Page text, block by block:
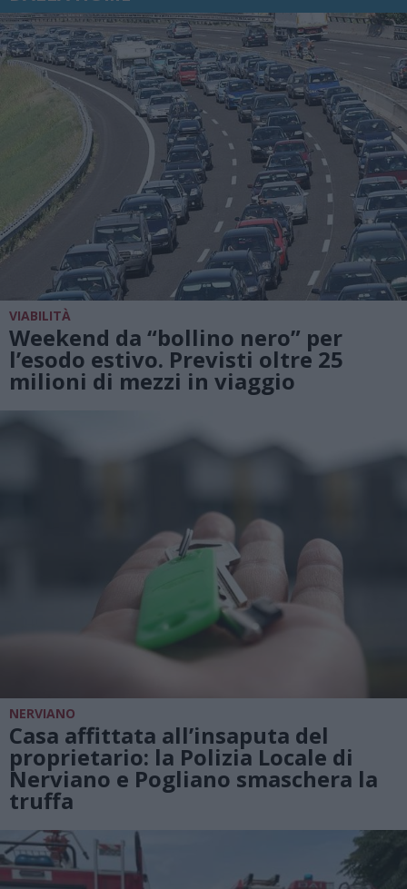
VIABILITÀ
Weekend da “bollino nero” per
l’esodo estivo. Previsti oltre 25
milioni di mezzi in viaggio
NERVIANO
Casa affittata all’insaputa del
proprietario: la Polizia Locale di
Nerviano e Pogliano smaschera la
truffa